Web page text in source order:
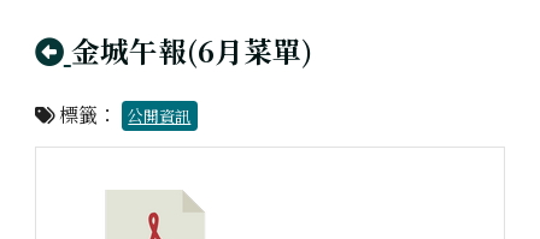
回上頁
金城午報(6月菜單)
標籤： 公開資訊